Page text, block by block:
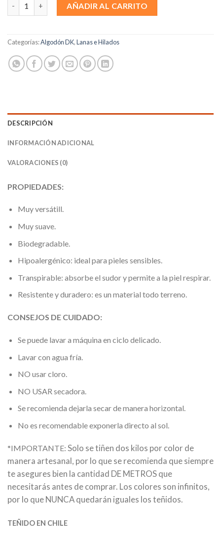
AÑADIR AL CARRITO
Categorías:Algodón DK,Lanas e Hilados
DESCRIPCIÓN
INFORMACIÓN ADICIONAL
VALORACIONES (0)
PROPIEDADES:
Muy versátill.
Muy suave.
Biodegradable.
Hipoalergénico: ideal para pieles sensibles.
Transpirable: absorbe el sudor y permite a la piel respirar.
Resistente y duradero: es un material todo terreno.
CONSEJOS DE CUIDADO:
Se puede lavar a máquina en ciclo delicado.
Lavar con agua fría.
NO usar cloro.
NO USAR secadora.
Se recomienda dejarla secar de manera horizontal.
No es recomendable exponerla directo al sol.
*IMPORTANTE: Solo se tiñen dos kilos por color de
manera artesanal, por lo que se recomienda que siempre
te asegures bien la cantidad DE METROS que
necesitarás antes de comprar. Los colores son infinitos,
por lo que NUNCA quedarán iguales los teñidos.
TEÑIDO EN CHILE